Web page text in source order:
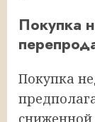
Покупка
Покупка